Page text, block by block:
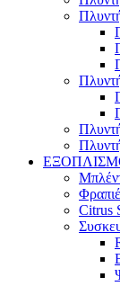
Citrus